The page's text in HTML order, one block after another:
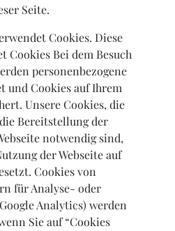
Seite.
Cookies. Diese
Cookies Bei dem Besuch
personenbezogene
und Cookies auf Ihrem
Unsere Cookies, die
Bereitstellung der
notwendig sind,
der Webseite auf
Cookies von
für Analyse- oder
Analytics) werden
Sie auf “Cookies